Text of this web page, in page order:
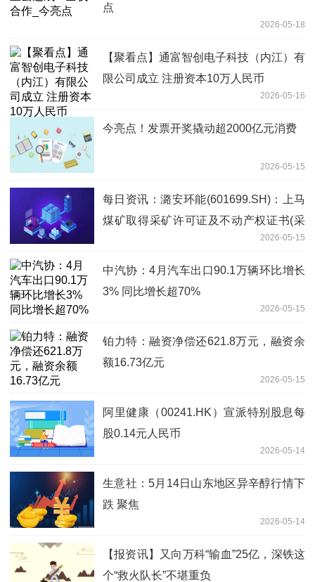
点
2026-05-18
【聚看点】通富智创电子科技（内江）有
限公司成立 注册资本10万人民币
2026-05-16
今亮点！发票开奖撬动超2000亿元消费
2026-05-15
每日资讯：潞安环能(601699.SH)：上马
煤矿取得采矿许可证及不动产权证书(采
2026-05-15
中汽协：4月汽车出口90.1万辆环比增长
3% 同比增长超70%
2026-05-15
铂力特：融资净偿还621.8万元，融资余
额16.73亿元
2026-05-15
阿里健康（00241.HK）宣派特别股息每
股0.14元人民币
2026-05-14
生意社：5月14日山东地区异辛醇行情下
跌 聚焦
2026-05-14
【报资讯】又向万科“输血”25亿，深铁这
个“救火队长”不堪重负